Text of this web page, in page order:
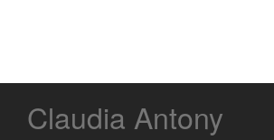
Claudia Antony